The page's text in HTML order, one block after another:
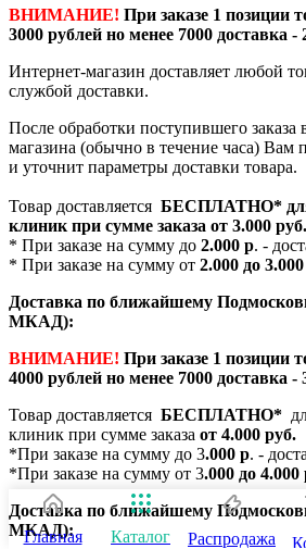
ВНИМАНИЕ! При заказе 1 позиции
3000 рублей но менее 7000 доставка -
Интернет-магазин доставляет любой
службой доставки.
После обработки поступившего заказа
магазина (обычно в течение часа) Вам
и уточнит параметры доставки товара.
Товар доставляется БЕСПЛАТНО*
клиник при сумме заказа от 3.000 руб.
* При заказе на сумму до 2.000 р. -
* При заказе на сумму от 2.000 до
Доставка по ближайшему
МКАД):
ВНИМАНИЕ! При заказе 1 позиции
4000 рублей но менее 7000 доставка -
Товар доставляется БЕСПЛАТНО*
клиник при сумме заказа от 4.000 руб.
*При заказе на сумму до 3.000 р. -
*При заказе на сумму от 3.000 до 4.000
Доставка по ближайшему
МКАД):
Главная Каталог Распродажа